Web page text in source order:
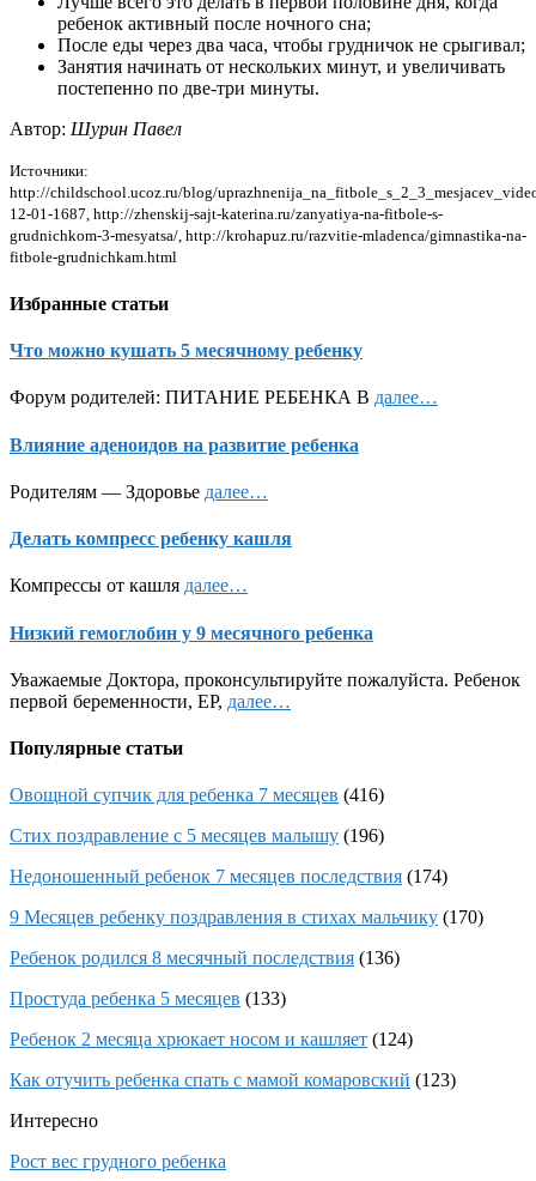
ребенок активный после ночного сна;
После еды через два часа, чтобы грудничок не срыгивал;
Занятия начинать от нескольких минут, и увеличивать
постепенно по две-три минуты.
Автор: Шурин Павел
Источники:
http://childschool.ucoz.ru/blog/
12-01-1687, http://zhenskij-sajt-katerina.ru/zanyatiya-na-fitbole-s-
grudnichkom-3-mesyatsa/, http://krohapuz.ru/razvitie-mladenca/gimnastika-na-
fitbole-grudnichkam.html
Избранные статьи
Что можно кушать 5 месячному ребенку
Форум родителей: ПИТАНИЕ РЕБЕНКА В далее…
Влияние аденоидов на развитие ребенка
Родителям — Здоровье далее…
Делать компресс ребенку кашля
Компрессы от кашля далее…
Низкий гемоглобин у 9 месячного ребенка
Уважаемые Доктора, проконсультируйте пожалуйста. Ребенок
первой беременности, ЕР, далее…
Популярные статьи
Овощной супчик для ребенка 7 месяцев (416)
Стих поздравление с 5 месяцев малышу (196)
Недоношенный ребенок 7 месяцев последствия (174)
9 Месяцев ребенку поздравления в стихах мальчику (170)
Ребенок родился 8 месячный последствия (136)
Простуда ребенка 5 месяцев (133)
Ребенок 2 месяца хрюкает носом и кашляет (124)
Как отучить ребенка спать с мамой комаровский (123)
Интересно
Рост вес грудного ребенка